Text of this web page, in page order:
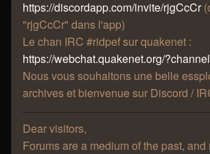
https://discordapp.com/invite/rjgCcCr
"rjgCcCr" dans l'app)
Le chan IRC #ridpef sur quakenet :
https://webchat.quakenet.org/
Nous vous souhaitons une belle
archives et bienvenue sur Discord /
Dear visitors,
Forums are a medium of the past,